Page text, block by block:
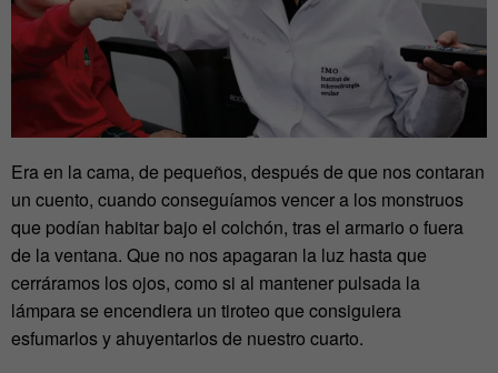
Era en la cama, de pequeños, después de que nos contaran
un cuento, cuando conseguíamos vencer a los monstruos
que podían habitar bajo el colchón, tras el armario o fuera
de la ventana. Que no nos apagaran la luz hasta que
cerráramos los ojos, como si al mantener pulsada la
lámpara se encendiera un tiroteo que consiguiera
esfumarlos y ahuyentarlos de nuestro cuarto.